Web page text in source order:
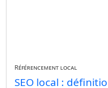
Référencement local
SEO local :